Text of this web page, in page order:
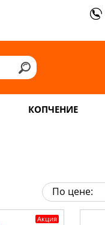
КОПЧЕНИЕ
По цене:
Акция